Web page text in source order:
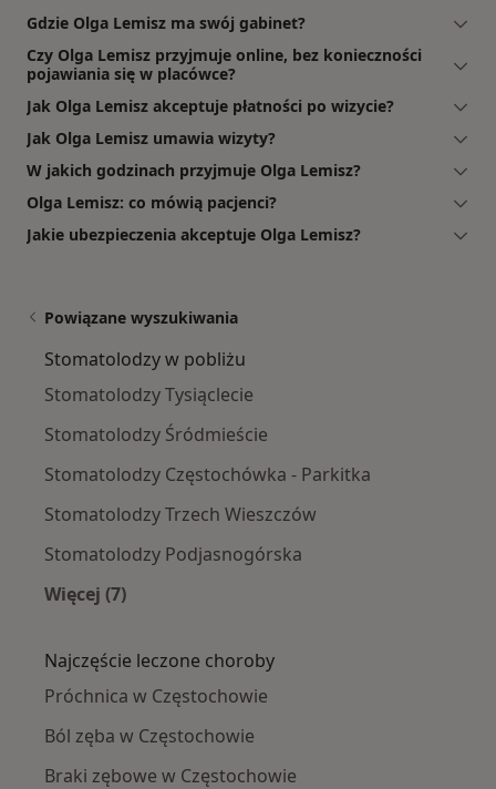
Gdzie Olga Lemisz ma swój gabinet?
Czy Olga Lemisz przyjmuje online, bez konieczności
pojawiania się w placówce?
Jak Olga Lemisz akceptuje płatności po wizycie?
Jak Olga Lemisz umawia wizyty?
W jakich godzinach przyjmuje Olga Lemisz?
Olga Lemisz: co mówią pacjenci?
Jakie ubezpieczenia akceptuje Olga Lemisz?
Powiązane wyszukiwania
Stomatolodzy w pobliżu
Stomatolodzy Tysiąclecie
Stomatolodzy Śródmieście
Stomatolodzy Częstochówka - Parkitka
Stomatolodzy Trzech Wieszczów
Stomatolodzy Podjasnogórska
Więcej (7)
Najczęście leczone choroby
Próchnica w Częstochowie
Ból zęba w Częstochowie
Braki zębowe w Częstochowie